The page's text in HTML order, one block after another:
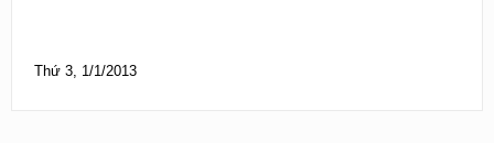
Thứ 3, 1/1/2013